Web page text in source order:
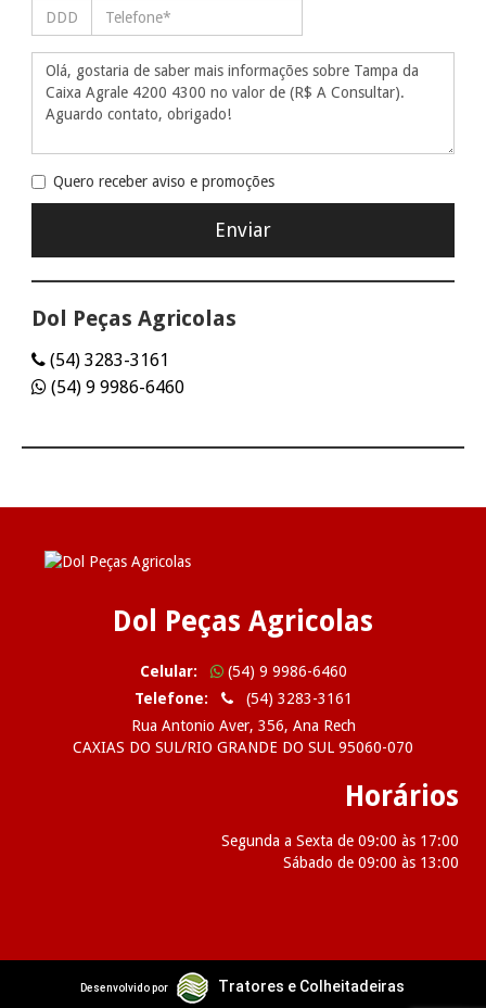
Quero receber aviso e promoções
Dol Peças Agricolas
(54) 3283-3161
(54) 9 9986-6460
Dol Peças Agricolas
Celular:
(54) 9 9986-6460
Telefone:
(54) 3283-3161
Rua Antonio Aver, 356, Ana Rech
CAXIAS DO SUL/RIO GRANDE DO SUL 95060-070
Horários
Segunda a Sexta de 09:00 às 17:00
Sábado de 09:00 às 13:00
2026 Dol Peças Agricolas
Desenvolvido por Tratores e Colheitadeiras